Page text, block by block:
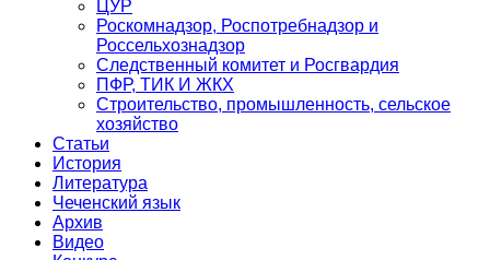
ЦУР
Роскомнадзор, Роспотребнадзор и
Россельхознадзор
Следственный комитет и Росгвардия
ПФР, ТИК И ЖКХ
Строительство, промышленность, сельское
хозяйство
Статьи
История
Литература
Чеченский язык
Архив
Видео